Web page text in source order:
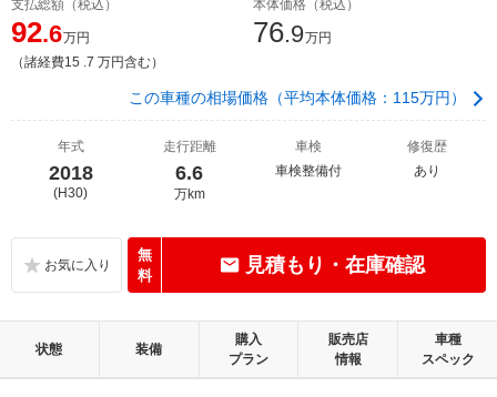
支払総額（税込）
92.6万円
（諸経費15 .7 万円含む）
本体価格（税込）
76.9万円
この車種の相場価格（平均本体価格：115万円）
年式
2018
(H30)
走行距離
6.6
万km
車検
車検整備付
修復歴
あり
無
料
見積もり・在庫確認
状態 装備
購入
プラン
販売店
情報
車種
スペック